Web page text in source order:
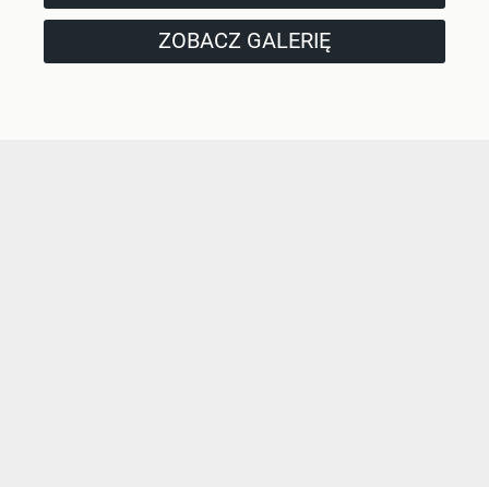
ZOBACZ GALERIĘ